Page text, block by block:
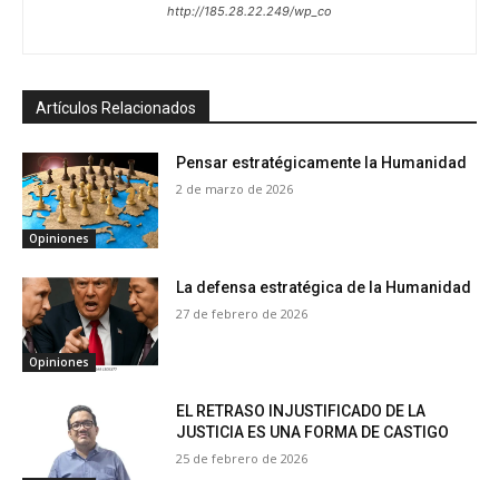
http://185.28.22.249/wp_co
Artículos Relacionados
Opiniones
Pensar estratégicamente la Humanidad
2 de marzo de 2026
Opiniones
La defensa estratégica de la Humanidad
27 de febrero de 2026
EL RETRASO INJUSTIFICADO DE LA
JUSTICIA ES UNA FORMA DE CASTIGO
25 de febrero de 2026